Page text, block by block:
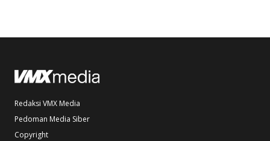
Redaksi VMX Media
Pedoman Media Siber
Copyright